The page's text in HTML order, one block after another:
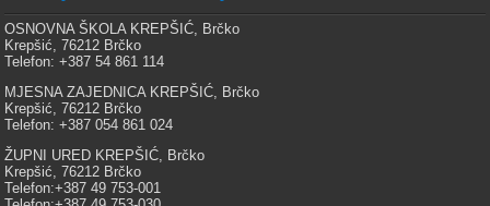
OSNOVNA ŠKOLA KREPŠIĆ, Brčko
Krepšić, 76212 Brčko
Telefon: +387 54 861 114
MJESNA ZAJEDNICA KREPŠIĆ, Brčko
Krepšić, 76212 Brčko
Telefon: +387 054 861 024
ŽUPNI URED KREPŠIĆ, Brčko
Krepšić, 76212 Brčko
Telefon:+387 49 753-001